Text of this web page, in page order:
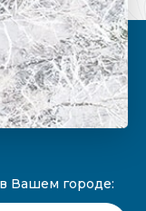
Вашем городе: